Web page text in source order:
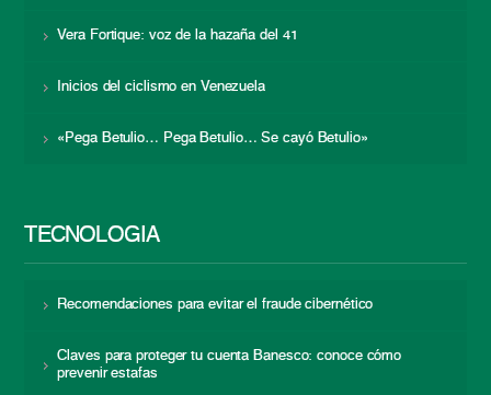
Vera Fortique: voz de la hazaña del 41
Inicios del ciclismo en Venezuela
«Pega Betulio… Pega Betulio… Se cayó Betulio»
TECNOLOGÍA
Recomendaciones para evitar el fraude cibernético
Claves para proteger tu cuenta Banesco: conoce cómo
prevenir estafas